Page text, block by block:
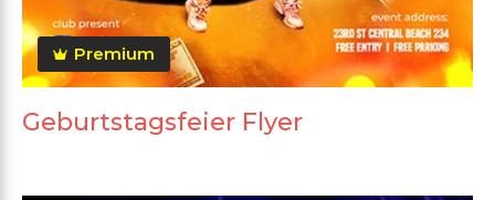
Premium
Geburtstagsfeier Flyer